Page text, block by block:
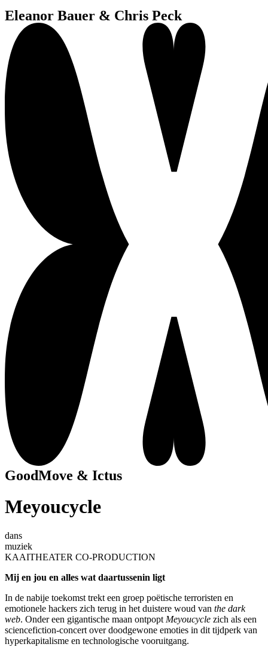
Eleanor Bauer & Chris Peck
GoodMove & Ictus
Meyoucycle
dans
muziek
KAAITHEATER CO-PRODUCTION
Mij en jou en alles wat daartussenin ligt
In de nabije toekomst trekt een groep poëtische terroristen en
emotionele hackers zich terug in het duistere woud van the dark
web. Onder een gigantische maan ontpopt Meyoucycle zich als een
sciencefiction-concert over doodgewone emoties in dit tijdperk van
hyperkapitalisme en technologische vooruitgang.